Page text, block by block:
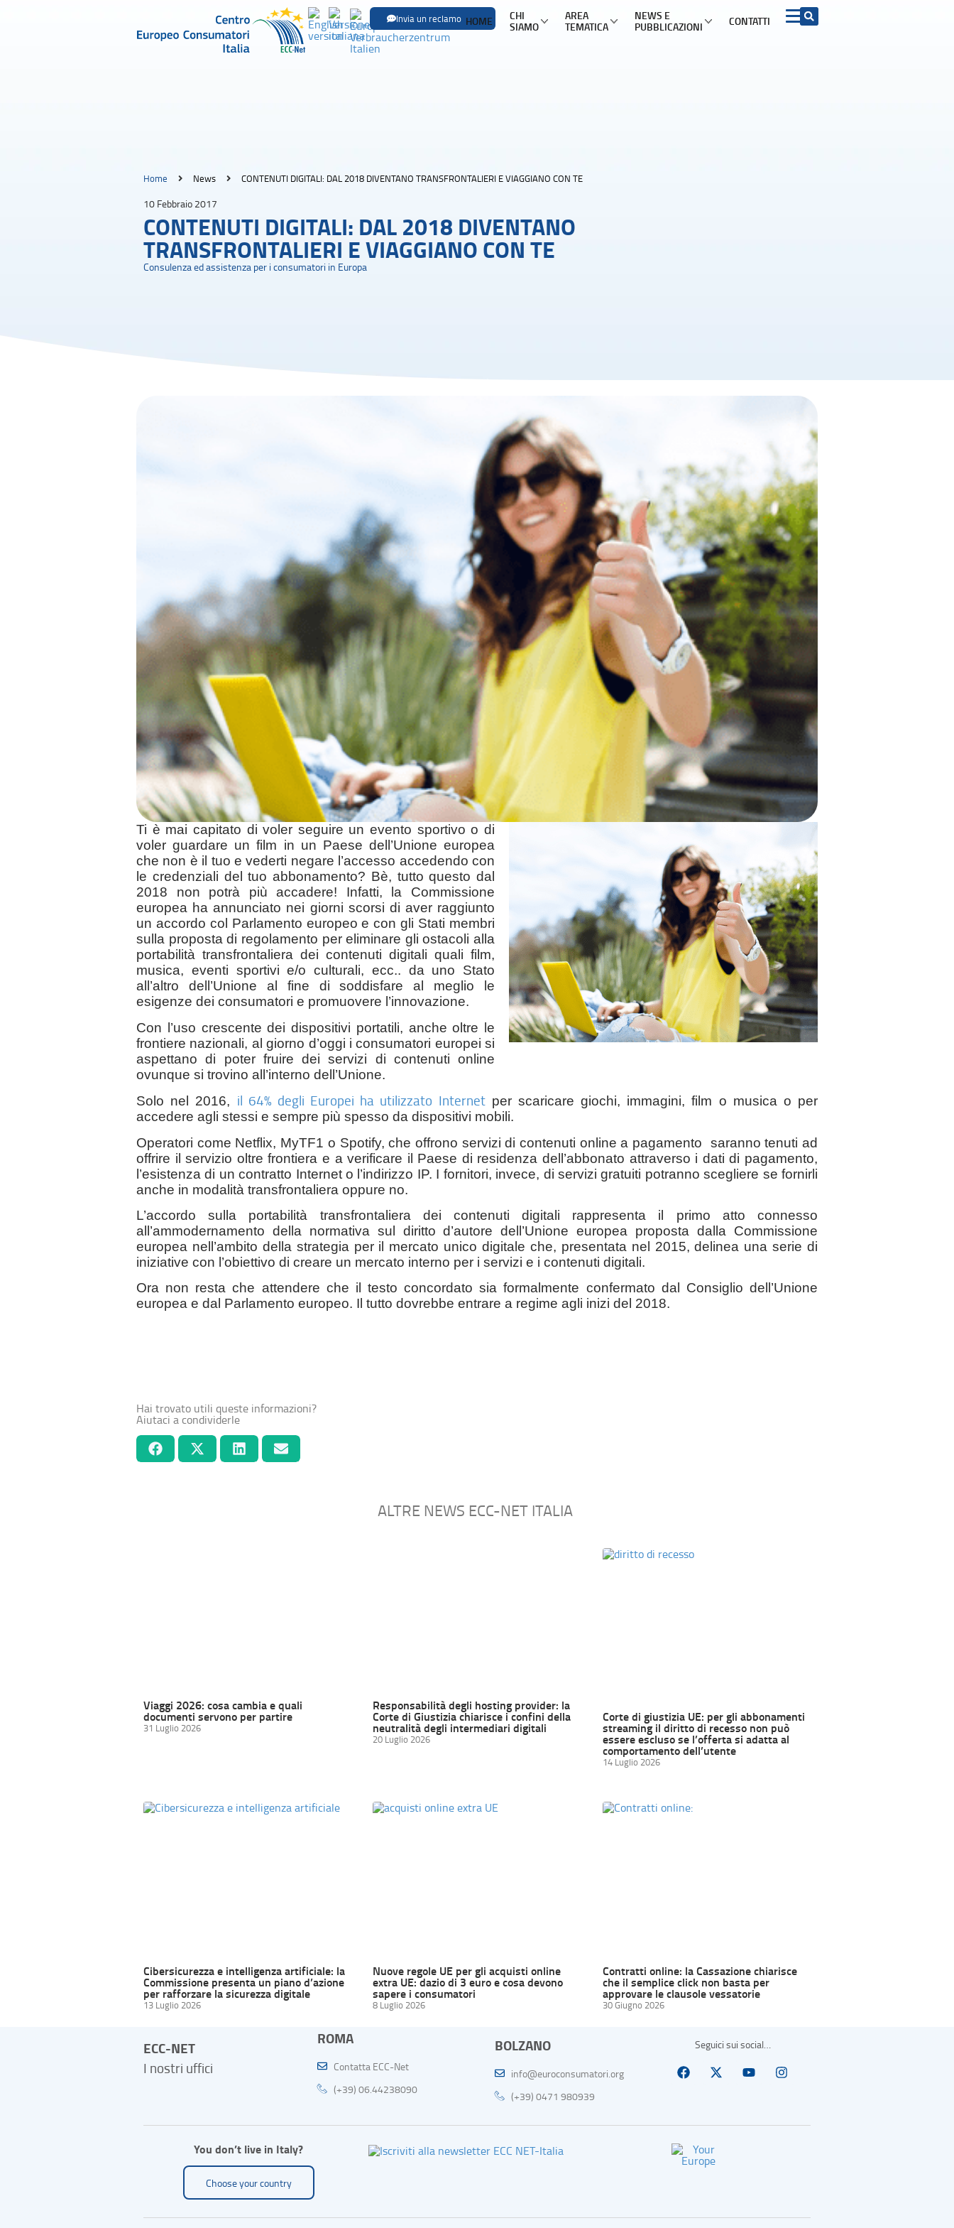
Invia un reclamo HOME CHI
SIAMO
AREA
TEMATICA
Trasporto via mare
NEWS E
PUBBLICAZIONI CONTATTI
Home News CONTENUTI DIGITALI: DAL 2018 DIVENTANO TRANSFRONTALIERI E VIAGGIANO CON TE
10 Febbraio 2017
CONTENUTI DIGITALI: DAL 2018 DIVENTANO
TRANSFRONTALIERI E VIAGGIANO CON TE
Consulenza ed assistenza per i consumatori in Europa
Ti è mai capitato di voler seguire un evento sportivo o di
voler guardare un film in un Paese dell’Unione europea
che non è il tuo e vederti negare l’accesso accedendo con
le credenziali del tuo abbonamento? Bè, tutto questo dal
2018 non potrà più accadere! Infatti, la Commissione
europea ha annunciato nei giorni scorsi di aver raggiunto
un accordo col Parlamento europeo e con gli Stati membri
sulla proposta di regolamento per eliminare gli ostacoli alla
portabilità transfrontaliera dei contenuti digitali quali film,
musica, eventi sportivi e/o culturali, ecc.. da uno Stato
all’altro dell’Unione al fine di soddisfare al meglio le
esigenze dei consumatori e promuovere l’innovazione.
Con l’uso crescente dei dispositivi portatili, anche oltre le
frontiere nazionali, al giorno d’oggi i consumatori europei si
aspettano di poter fruire dei servizi di contenuti online
ovunque si trovino all’interno dell’Unione.
Solo nel 2016, il 64% degli Europei ha utilizzato Internetper scaricare giochi, immagini, film o musica o per
accedere agli stessi e sempre più spesso da dispositivi mobili.
Operatori come Netflix, MyTF1 o Spotify, che offrono servizi di contenuti online a pagamento saranno tenuti ad
offrire il servizio oltre frontiera e a verificare il Paese di residenza dell’abbonato attraverso i dati di pagamento,
l’esistenza di un contratto Internet o l’indirizzo IP. I fornitori, invece, di servizi gratuiti potranno scegliere se fornirli
anche in modalità transfrontaliera oppure no.
L’accordo sulla portabilità transfrontaliera dei contenuti digitali rappresenta il primo atto connesso
all’ammodernamento della normativa sul diritto d’autore dell’Unione europea proposta dalla Commissione
europea nell’ambito della strategia per il mercato unico digitale che, presentata nel 2015, delinea una serie di
iniziative con l’obiettivo di creare un mercato interno per i servizi e i contenuti digitali.
Ora non resta che attendere che il testo concordato sia formalmente confermato dal Consiglio dell’Unione
europea e dal Parlamento europeo. Il tutto dovrebbe entrare a regime agli inizi del 2018.
Hai trovato utili queste informazioni?
Aiutaci a condividerle
ALTRE NEWS ECC-NET ITALIA
Viaggi 2026: cosa cambia e quali
documenti servono per partire
31 Luglio 2026
Responsabilità degli hosting provider: la
Corte di Giustizia chiarisce i confini della
neutralità degli intermediari digitali
20 Luglio 2026
Corte di giustizia UE: per gli abbonamenti
streaming il diritto di recesso non può
essere escluso se l’offerta si adatta al
comportamento dell’utente
14 Luglio 2026
Cibersicurezza e intelligenza artificiale: la
Commissione presenta un piano d’azione
per rafforzare la sicurezza digitale
13 Luglio 2026
Nuove regole UE per gli acquisti online
extra UE: dazio di 3 euro e cosa devono
sapere i consumatori
8 Luglio 2026
Contratti online: la Cassazione chiarisce
che il semplice click non basta per
approvare le clausole vessatorie
30 Giugno 2026
ECC-NET
I nostri uffici
ROMA
Contatta ECC-Net
(+39) 06.44238090
BOLZANO
info@euroconsumatori.org
(+39) 0471 980939
Seguici sui social…
You don’t live in Italy?
Choose your country